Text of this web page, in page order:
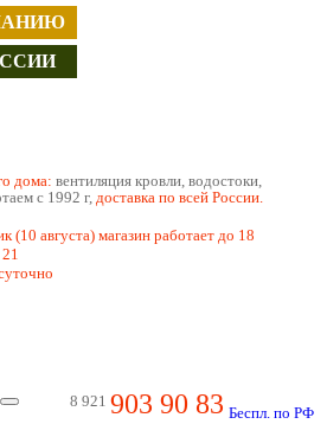
дома: вентиляция кровли, водостоки,
с 1992 г, доставка по всей России.
(10 августа) магазин работает до 18
8 921 903 90 83 Беспл. по РФ